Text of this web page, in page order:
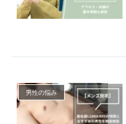
男性の悩み